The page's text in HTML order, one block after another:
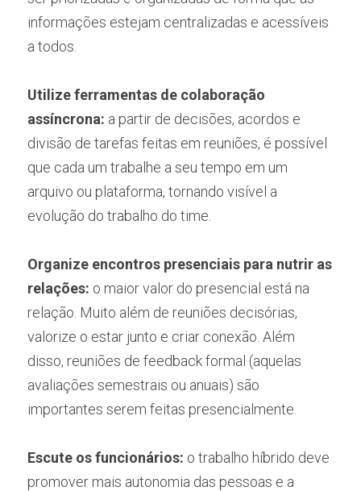
informações estejam centralizadas e acessíveis
a todos.
Utilize ferramentas de colaboração
assíncrona: a partir de decisões, acordos e
divisão de tarefas feitas em reuniões, é possível
que cada um trabalhe a seu tempo em um
arquivo ou plataforma, tornando visível a
evolução do trabalho do time.
Organize encontros presenciais para nutrir as
relações: o maior valor do presencial está na
relação. Muito além de reuniões decisórias,
valorize o estar junto e criar conexão. Além
disso, reuniões de feedback formal (aquelas
avaliações semestrais ou anuais) são
importantes serem feitas presencialmente.
Escute os funcionários: o trabalho híbrido deve
promover mais autonomia das pessoas e a